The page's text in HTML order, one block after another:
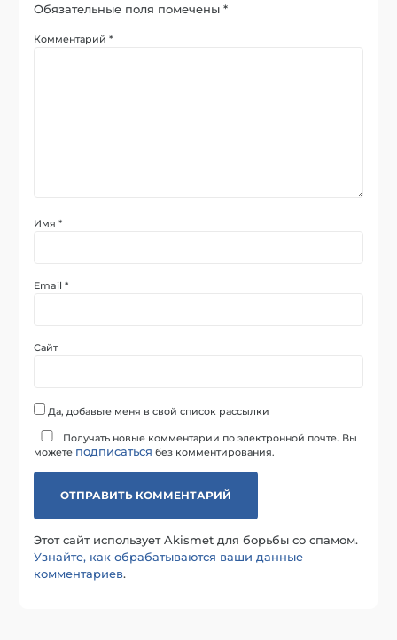
Обязательные поля помечены*
Комментарий*
Имя*
Email*
Сайт
Да, добавьте меня в свой список рассылки
Получать новые комментарии по электронной почте. Вы
можете подписаться без комментирования.
Этот сайт использует Akismet для борьбы со спамом.
Узнайте, как обрабатываются ваши данные
комментариев.